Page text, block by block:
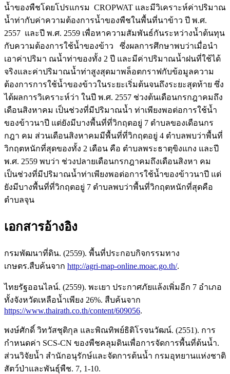
น้ำของพืชโดยโปรแกรม CROPWAT และมีวิเคราะห์ค่าปริมาณ
น้ำท่ากับค่าความต้องการน้ำของพืชในพื้นที่นาข้าว ปี พ.ศ.
2557 และปี พ.ศ. 2559 เพื่อหาความสัมพันธ์กันระหว่างน้ำต้นทุน
กับความต้องการใช้น้ำของข้าว ซึ่งผลการศึกษาพบว่าเมื่อนํา
เอาค่าปริมา ณน้ำท่าของทั้ง 2 ปี และมีค่าปริมาณน้ำฝนที่ใช้ได้
จริงและค่าปริมาณน้ำท่าสูงสุดมาพล็อตกราฟกับข้อมูลความ
ต้องการการใช้น้ำของข้าวในระยะเริ่มต้นจนถึงระยะสุดท้าย ซึ่ง
ได้ผลการวิเคราะห์ว่า ในปี พ.ศ. 2557 ช่วงต้นเดือนกรกฎาคมถึง
เดือนสิงหาคม เป็นช่วงที่มีปริมาณน้ำ ท่าเพียงพอต่อการใช้น้ำ
ของข้าวนาปี แต่ยังมีบางพื้นที่ที่วิกฤตอยู่ 7 ตําบลของเดือนกร
กฎา คม ส่วนเดือนสิงหาคมมีพื้นที่ที่วิกฤตอยู่ 4 ตําบลพบว่าพื้นที่
วิกฤตหนักที่สุดของทั้ง 2 เดือน คือ ตําบลพระธาตุขิงแกง และปี
พ.ศ. 2559 พบว่า ช่วงปลายเดือนกรกฎาคมถึงเดือนสิงหา คม
เป็นช่วงที่มีปริมาณน้ำท่าเพียงพอต่อการใช้น้ำของข้าวนาปี แต่
ยังมีบางพื้นที่ที่วิกฤตอยู่ 7 ตําบลพบว่าพื้นที่วิกฤตหนักที่สุดคือ
ตําบลจุน
เอกสารอ้างอิง
กรมพัฒนาที่ดิน. (2559). พื้นที่ประกอบกิจกรรมทาง
เกษตร.สืบค้นจาก http://agri-map-online.moac.go.th/.
ไทยรัฐออนไลน์. (2559). พะเยา ประกาศภัยแล้งเพิ่มอีก 7 อำเภอ
ทั้งจังหวัดเหลือน้ำเพียง 26%. สืบค้นจาก
https://www.thairath.co.th/content/609056.
พงษ์ศักดิ์ วิทวัสชุติกุล และพิณทิพย์ธิติโรจนวัฒน์. (2551). การ
กำหนดค่า SCS-CN ของพืชคลุมดินเพื่อการจัดการพื้นที่ต้นน้ำ.
ส่วนวิจัยน้ำ สำนักอนุรักษ์และจัดการต้นน้ำ กรมอุทยานแห่งชาติ
สัตว์ป่าและพันธุ์พืช. 7, 1-10.